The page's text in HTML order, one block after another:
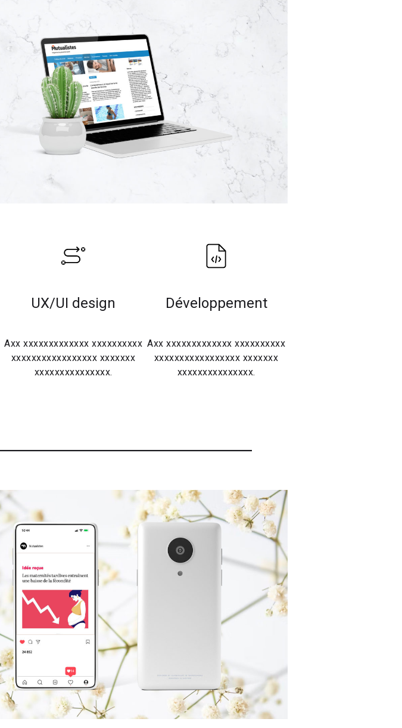
UX/UI design
Axx xxxxxxxxxxxxx xxxxxxxxxx
xxxxxxxxxxxxxxxxx xxxxxxx
xxxxxxxxxxxxxxx.
Développement
Axx xxxxxxxxxxxxx xxxxxxxxxx
xxxxxxxxxxxxxxxxx xxxxxxx
xxxxxxxxxxxxxxx.